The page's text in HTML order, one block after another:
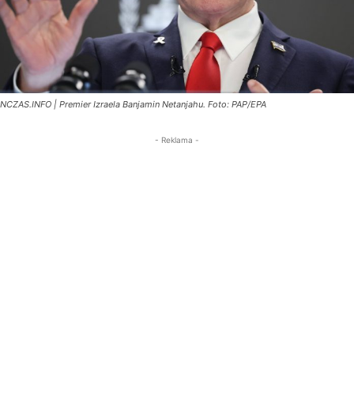
NCZAS.INFO | Premier Izraela Banjamin Netanjahu. Foto: PAP/EPA
- Reklama -